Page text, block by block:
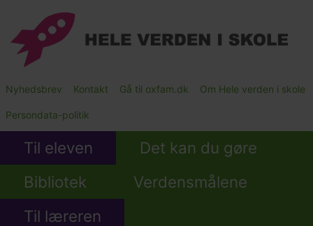
hovedindhold
Main
Submenu
Nyhedsbrev Kontakt Gå til oxfam.dk Om Hele verden i skole
Persondata-politik
Til eleven
Det kan du gøre
Bibliotek
Verdensmålene
Til læreren